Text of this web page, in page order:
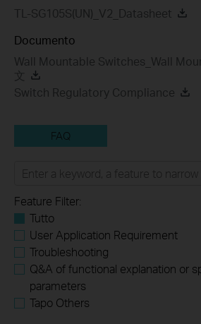
TL-SG105S(UN)_V2_Datasheet
Documento
Wall Mountable Switches_Wall
文
Switch Regulatory Compliance
FAQ
Feature Filter:
Tutto
User Application Requirement
Troubleshooting
Q&A of functional explanation or
parameters
Tapo Others